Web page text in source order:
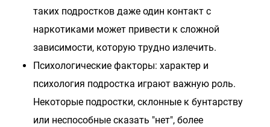
таких подростков даже один контакт с
наркотиками может привести к сложной
зависимости, которую трудно излечить.
Психологические факторы: характер и
психология подростка играют важную роль.
Некоторые подростки, склонные к бунтарству
или неспособные сказать "нет", более